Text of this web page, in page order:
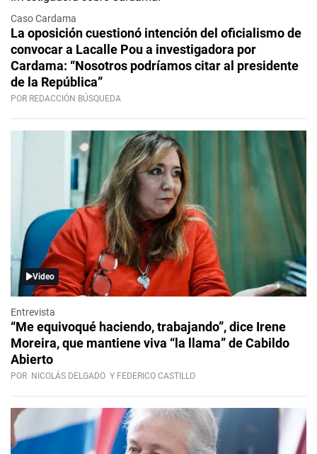
Caso Cardama
La oposición cuestionó intención del oficialismo de
convocar a Lacalle Pou a investigadora por
Cardama: “Nosotros podríamos citar al presidente
de la República”
POR REDACCIÓN BÚSQUEDA
Video
Entrevista
“Me equivoqué haciendo, trabajando”, dice Irene
Moreira, que mantiene viva “la llama” de Cabildo
Abierto
POR NICOLÁS DELGADO Y FEDERICO CASTILLO